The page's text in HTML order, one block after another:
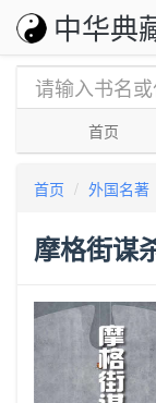
中华典
首页
首页 外国名著
摩格街谋